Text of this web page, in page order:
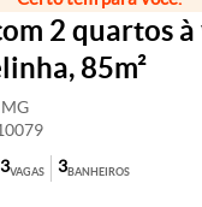
2 quartos à
85m²
VAGAS
3 BANHEIROS
3